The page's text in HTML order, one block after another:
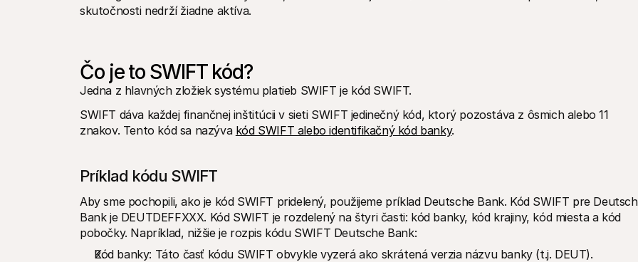
skutočnosti nedrží žiadne aktíva.
Čo je to SWIFT kód?
Jedna z hlavných zložiek systému platieb SWIFT je kód SWIFT.
SWIFT dáva každej finančnej inštitúcii v sieti SWIFT jedinečný kód, ktorý pozostáva z ôsmich alebo 11
znakov. Tento kód sa nazýva kód SWIFT alebo identifikačný kód banky.
Príklad kódu SWIFT
Aby sme pochopili, ako je kód SWIFT pridelený, použijeme príklad Deutsche Bank. Kód SWIFT pre
Bank je DEUTDEFFXXX. Kód SWIFT je rozdelený na štyri časti: kód banky, kód krajiny, kód miesta a kód
pobočky. Napríklad, nižšie je rozpis kódu SWIFT Deutsche Bank:
Kód banky: Táto časť kódu SWIFT obvykle vyzerá ako skrátená verzia názvu banky (t.j. DEUT).